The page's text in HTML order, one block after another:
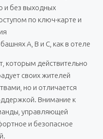
и без выходных
по ключ-карте и
A, B и C, как в отеле
которым действительно
своих жителей
но и отличается
Внимание к
управляющей
и безопасное